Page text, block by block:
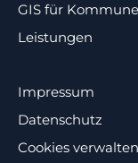
GIS für
Leistungen
Impressum
Datenschutz
Cookies verwalten